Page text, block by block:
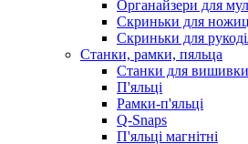
Органайзери для
Скриньки для
Скриньки для
Станки, рамки, пяльца
Станки для вишивки
П'яльці
Рамки-п'яльці
Q-Snaps
П'яльці магнітні